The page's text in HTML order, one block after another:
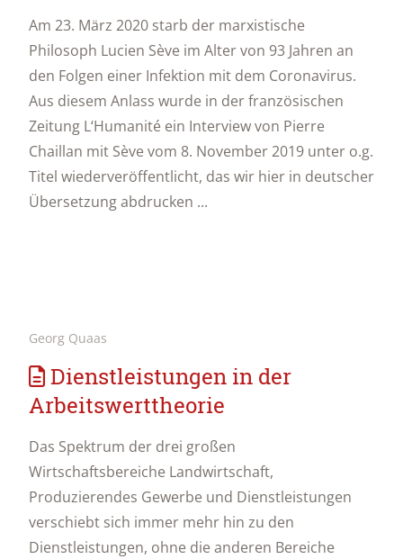
Am 23. März 2020 starb der marxistische
Philosoph Lucien Sève im Alter von 93 Jahren an
den Folgen einer Infektion mit dem Coronavirus.
Aus diesem Anlass wurde in der französischen
Zeitung L‘Humanité ein Interview von Pierre
Chaillan mit Sève vom 8. November 2019 unter o.g.
Titel wiederveröffentlicht, das wir hier in deutscher
Übersetzung abdrucken ...
Georg Quaas
Dienstleistungen in der
Arbeitswerttheorie
Das Spektrum der drei großen
Wirtschaftsbereiche Landwirtschaft,
Produzierendes Gewerbe und Dienstleistungen
verschiebt sich immer mehr hin zu den
Dienstleistungen, ohne die anderen Bereiche